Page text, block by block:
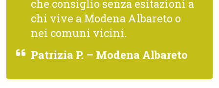
che consiglio senza esitazioni a
chi vive a Modena Albareto o
nei comuni vicini.
Patrizia P. – Modena Albareto